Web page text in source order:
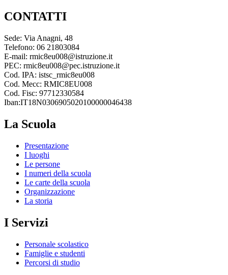
CONTATTI
Sede: Via Anagni, 48
Telefono: 06 21803084
E-mail: rmic8eu008@istruzione.it
PEC: rmic8eu008@pec.istruzione.it
Cod. IPA: istsc_rmic8eu008
Cod. Mecc: RMIC8EU008
Cod. Fisc: 97712330584
Iban:IT18N0306905020100000046438
La Scuola
Presentazione
I luoghi
Le persone
I numeri della scuola
Le carte della scuola
Organizzazione
La storia
I Servizi
Personale scolastico
Famiglie e studenti
Percorsi di studio